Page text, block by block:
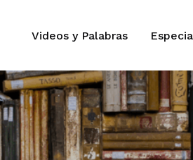
Videos y Palabras